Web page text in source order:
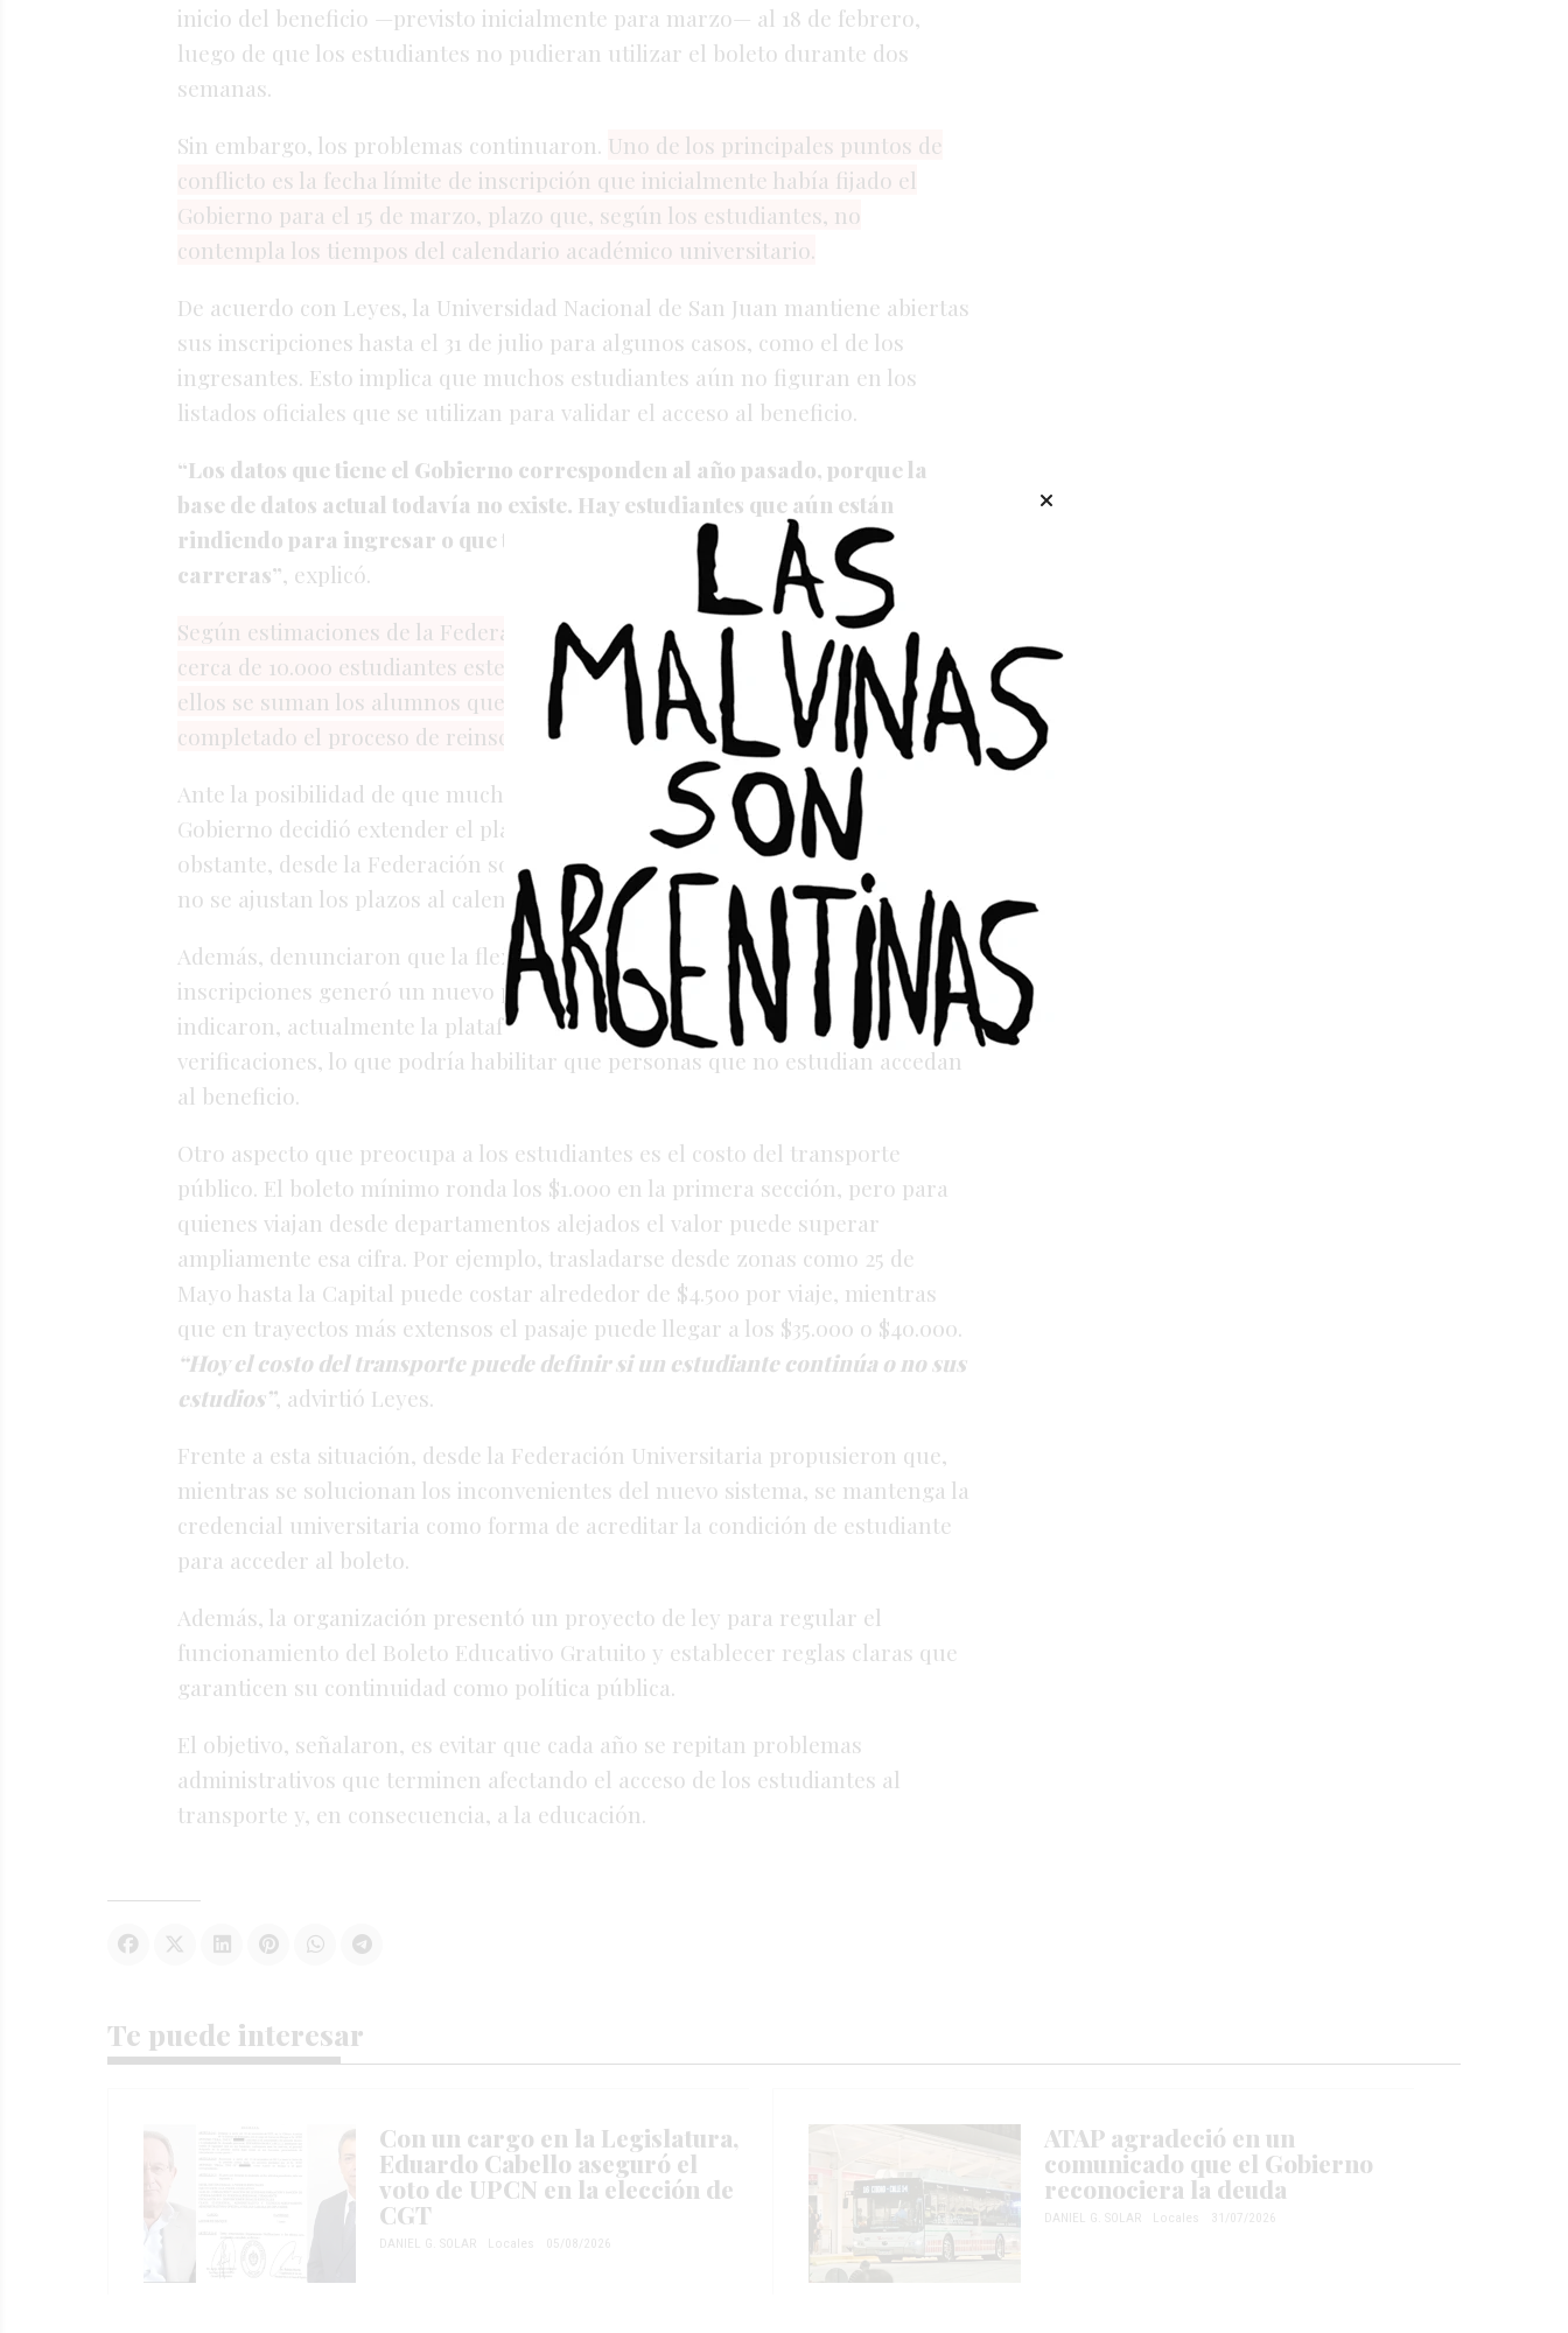
inicio del beneficio —previsto inicialmente para marzo— al 18 de febrero,
luego de que los estudiantes no pudieran utilizar el boleto durante dos
semanas.
Sin embargo, los problemas continuaron. Uno de los principales puntos de
conflicto es la fecha límite de inscripción que inicialmente había fijado el
Gobierno para el 15 de marzo, plazo que, según los estudiantes, no
contempla los tiempos del calendario académico universitario.
De acuerdo con Leyes, la Universidad Nacional de San Juan mantiene abiertas
sus inscripciones hasta el 31 de julio para algunos casos, como el de los
ingresantes. Esto implica que muchos estudiantes aún no figuran en los
listados oficiales que se utilizan para validar el acceso al beneficio.
“Los datos quetieneel Gobierno corresponden al añopasado,porquela
basededatos actual todavía no existe. Hayestudiantes queaún están
rindiendopara ingresar o quetodavía puedenreinscribirseasus
carreras”, explicó.
Según estimaciones de la Federación,soloen elcasode losingresanteshay
cerca de 10.000 estudiantes este año, unacifrarécordparala universidad.A
ellos se suman los alumnos que retomarán sus estudios queaúnno han
completado el proceso de reinscripción.
Ante la posibilidad de que muchos quedaranexcluidos,
Gobierno decidió extender el plazo inscripciónhastael31demarzo.
obstante, desde la Federación sostienenque la resulta insuficiente
no se ajustan los plazos al calendario universitario.
Además, denunciaron que la flexibilización sistemapara agilizarlas
inscripciones generó un nuevo problema: lafalta controles. Según
indicaron, actualmente la plataformapermiteregistrarsecon escasas
verificaciones, lo que podría habilitar que personas que no estudian accedan
al beneficio.
Otro aspecto que preocupa a los estudiantes es el costo del transporte
público. El boleto mínimo ronda los $1.000 en la primera sección, pero para
quienes viajan desde departamentos alejados el valor puede superar
ampliamente esa cifra. Por ejemplo, trasladarse desde zonas como 25 de
Mayo hasta la Capital puede costar alrededor de $4.500 por viaje, mientras
que en trayectos más extensos el pasaje puede llegar a los $35.000 o $40.000.
“Hoyelcosto deltransporte puede definirsiun estudiante continúa o nosus
estudios”, advirtió Leyes.
Frente a esta situación, desde la Federación Universitaria propusieron que,
mientras se solucionan los inconvenientes del nuevo sistema, se mantenga la
credencial universitaria como forma de acreditar la condición de estudiante
para acceder al boleto.
Además, la organización presentó un proyecto de ley para regular el
funcionamiento del Boleto Educativo Gratuito y establecer reglas claras que
garanticen su continuidad como política pública.
El objetivo, señalaron, es evitar que cada año se repitan problemas
administrativos que terminen afectando el acceso de los estudiantes al
transporte y, en consecuencia, a la educación.
Te puede interesar
Con un cargo en la Legislatura,
Eduardo Cabello aseguró el
voto de UPCN en la elección de
CGT
DANIEL G. SOLAR Locales 05/08/2026
ATAP agradeció en un
comunicado que el Gobierno
reconociera la deuda
DANIEL G. SOLAR Locales 31/07/2026